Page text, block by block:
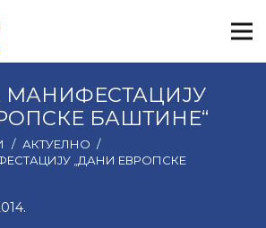
МАНИФЕСТАЦИЈУ
БАШТИНЕ“
/ АКТУЕЛНО /
„ДАНИ ЕВРОПСКЕ